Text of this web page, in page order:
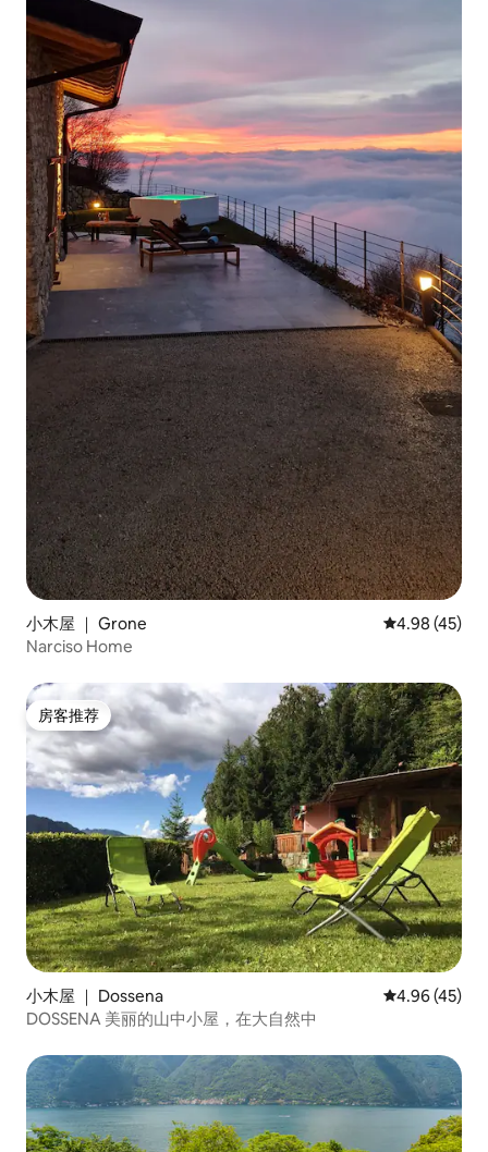
小木屋 ｜ Grone 平均评分
4.98 (45)
Narciso Home
房客推荐
房客推荐
小木屋 ｜ Dossena 平均评分
4.96 (45)
DOSSENA 美丽的山中小屋，在大自然中